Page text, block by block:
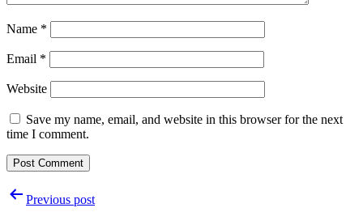
Name *
Email *
Website
Save my name, email, and website in this browser for the next
time I comment.
PostPrevious post